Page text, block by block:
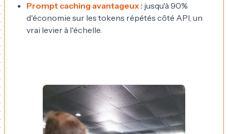
Prompt caching avantageux : jusqu'à 90%
d'économie sur les tokens répétés côté API, un
vrai levier à l'échelle.